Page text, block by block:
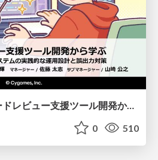
【CEDEC2026】コードレビュー支援ツール開発から学ぶ：LLMを用いた業務システムの実践的な運用設計と誤出力対策
0 510